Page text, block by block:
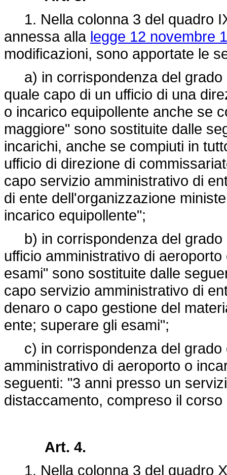
1. Nella colonna 3 del quadro
annessa alla legge 12 novembre
modificazioni, sono apportate le
a) in corrispondenza del grado
quale capo di un ufficio di una
o incarico equipollente anche se
maggiore" sono sostituite dalle
incarichi, anche se compiuti in
ufficio di direzione di
capo servizio amministrativo di
di ente dell'organizzazione
incarico equipollente";
b) in corrispondenza del grado
ufficio amministrativo di
esami" sono sostituite dalle
capo servizio amministrativo di
denaro o capo gestione del
ente; superare gli esami";
c) in corrispondenza del grado
amministrativo di aeroporto o
seguenti: "3 anni presso un
distaccamento, compreso il
Art. 4.
1. Nella colonna 3 del quadro